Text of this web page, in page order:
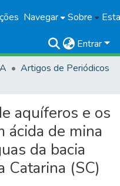
Navegar Sobre
Entrar
Artigos de Periódicos
aquíferos e os
ácida de mina
da bacia
Catarina (SC)